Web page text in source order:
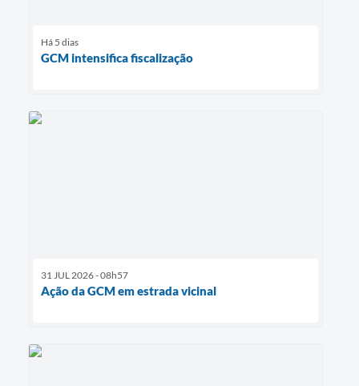
Há 5 dias
GCM intensifica fiscalização
31 JUL 2026 - 08h57
Ação da GCM em estrada vicinal